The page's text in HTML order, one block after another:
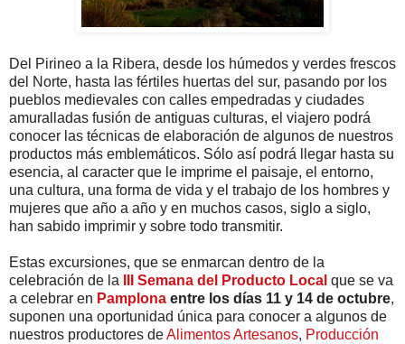
Del Pirineo a la Ribera, desde los húmedos y verdes frescos
del Norte, hasta las fértiles huertas del sur, pasando por los
pueblos medievales con calles empedradas y ciudades
amuralladas fusión de antiguas culturas, el viajero podrá
conocer las técnicas de elaboración de algunos de nuestros
productos más emblemáticos. Sólo así podrá llegar hasta su
esencia, al caracter que le imprime el paisaje, el entorno,
una cultura, una forma de vida y el trabajo de los hombres y
mujeres que año a año y en muchos casos, siglo a siglo,
han sabido imprimir y sobre todo transmitir.
Estas excursiones, que se enmarcan dentro de la
celebración de la
III Semana del Producto Local que se va
a celebrar en Pamplona entre los días 11 y 14 de octubre,
suponen una oportunidad única para conocer a algunos de
nuestros productores deAlimentos Artesanos, Producción